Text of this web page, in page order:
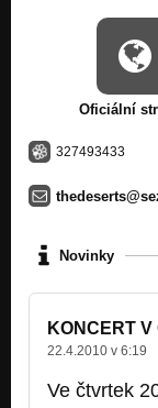
Oficiální
327493433
Novinky
KONCERT
22.4.2010 v 6:19
Ve čtvrtek